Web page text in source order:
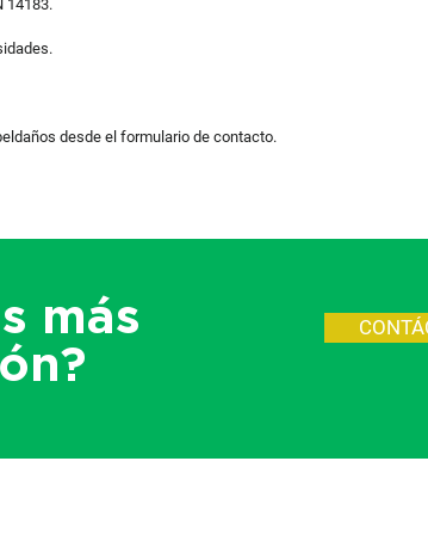
14183.
desde el formulario de contacto.
más